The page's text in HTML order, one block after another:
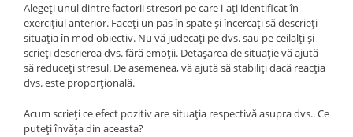
Alegeți unul dintre factorii stresori pe care i-ați identificat în
exercițiul anterior. Faceți un pas în spate și încercați să descrieți
situația în mod obiectiv. Nu vă judecați pe dvs. sau pe ceilalți și
scrieți descrierea dvs. fără emoții. Detașarea de situație vă ajută
să reduceți stresul. De asemenea, vă ajută să stabiliți dacă reacția
dvs. este proporțională.
Acum scrieți ce efect pozitiv are situația respectivă asupra dvs.. Ce
puteți învăța din aceasta?